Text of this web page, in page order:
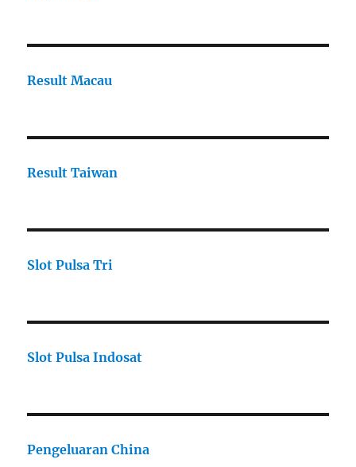
Result Macau
Result Taiwan
Slot Pulsa Tri
Slot Pulsa Indosat
Pengeluaran China